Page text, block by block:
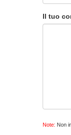
Il tuo
Note: Non